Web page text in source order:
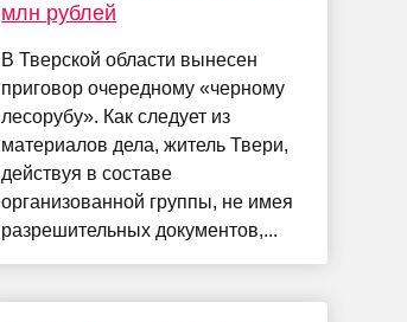
млн рублей
В Тверской области вынесен
приговор очередному «черному
лесорубу». Как следует из
материалов дела, житель Твери,
действуя в составе
организованной группы, не имея
разрешительных документов,...